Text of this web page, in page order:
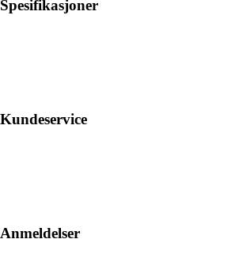
Spesifikasjoner
Kundeservice
Anmeldelser